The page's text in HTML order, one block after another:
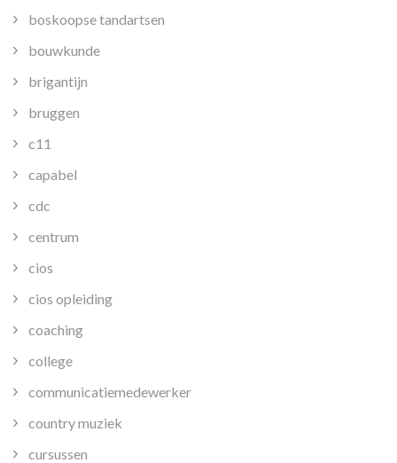
boskoopse tandartsen
bouwkunde
brigantijn
bruggen
c11
capabel
cdc
centrum
cios
cios opleiding
coaching
college
communicatiemedewerker
country muziek
cursussen